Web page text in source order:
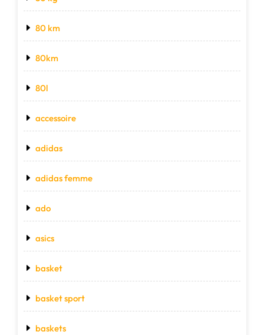
80 km
80km
80l
accessoire
adidas
adidas femme
ado
asics
basket
basket sport
baskets